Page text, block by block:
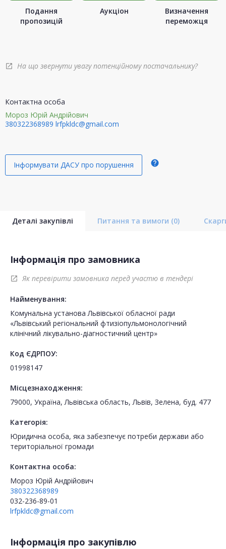
Подання
пропозицій
Аукціон
Визначення
переможця
open_in_new На що звернути увагу потенційному постачальнику?
Контактна особа
Мороз Юрій Андрійович
380322368989 lrfpkldc@gmail.com
Інформувати ДАСУ про порушення help
Деталі закупівлі Питання та вимоги (0)
Інформація про замовника
open_in_new Як перевірити замовника перед участю в тендері
Найменування:
Комунальна установа Львівської обласної ради
«Львівський регіональний фтизіопульмонологічний
клінічний лікувально-діагностичний центр»
Код ЄДРПОУ:
01998147
Місцезнаходження:
79000, Україна, Львівська область, Львів, Зелена, буд. 477
Категорія:
Юридична особа, яка забезпечує потреби держави або
територіальної громади
Контактна особа:
Мороз Юрій Андрійович
380322368989
032-236-89-01
lrfpkldc@gmail.com
Інформація про закупівлю